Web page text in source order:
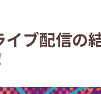
イブ配信の